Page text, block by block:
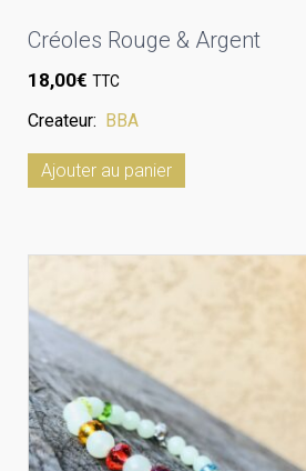
Créoles Rouge & Argent
18,00€ TTC
Createur: BBA
Ajouter au panier